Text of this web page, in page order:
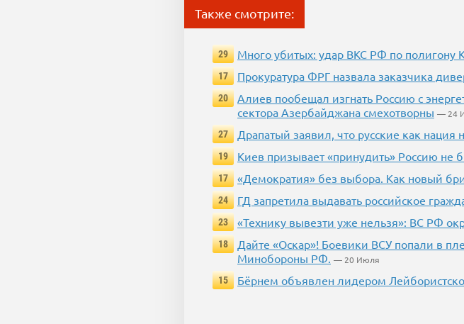
Также смотрите:
29 Много убитых: удар ВКС РФ по полигону
17
Прокуратура ФРГ назвала заказчика
20
Алиев пообещал изгнать Россию с
сектора Азербайджана смехотворны — 24
27
Драпатый заявил, что русские как нация
19
Киев призывает «принудить» Россию не
17
«Демократия» без выбора. Как новый
24
ГД запретила выдавать российское
23
«Технику вывезти уже нельзя»: ВС РФ
18
Дайте «Оскар»! Боевики ВСУ попали в
Минобороны РФ. — 20 Июля
15
Бёрнем объявлен лидером